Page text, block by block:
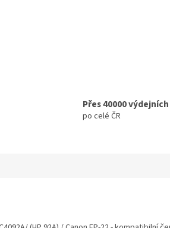
Přes 40000
po celé ČR